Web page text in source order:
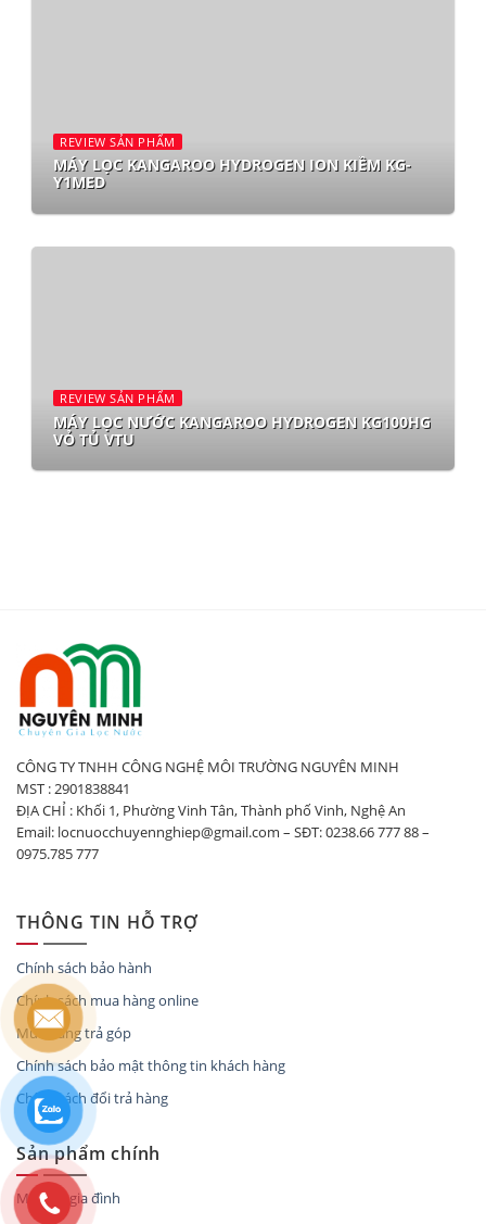
REVIEW SẢN PHẨM
MÁY LỌC KANGAROO HYDROGEN ION KIỀM KG-
Y1MED
REVIEW SẢN PHẨM
MÁY LỌC NƯỚC KANGAROO HYDROGEN KG100HG
VỎ TỦ VTU
CÔNG TY TNHH CÔNG NGHỆ MÔI TRƯỜNG NGUYÊN MINH
MST : 2901838841
ĐỊA CHỈ : Khối 1, Phường Vinh Tân, Thành phố Vinh, Nghệ An
Email: locnuocchuyennghiep@gmail.com – SĐT: 0238.66 777 88 –
0975.785 777
THÔNG TIN HỖ TRỢ
Chính sách bảo hành
Chính sách mua hàng online
Mua hàng trả góp
Chính sách bảo mật thông tin khách hàng
Chính sách đổi trả hàng
Sản phẩm chính
Máy lọc gia đình